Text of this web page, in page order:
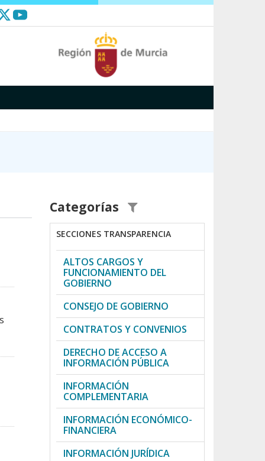
Categorías
SECCIONES TRANSPARENCIA
ALTOS CARGOS Y
FUNCIONAMIENTO DEL
GOBIERNO
CONSEJO DE GOBIERNO
CONTRATOS Y CONVENIOS
DERECHO DE ACCESO A
INFORMACIÓN PÚBLICA
INFORMACIÓN
COMPLEMENTARIA
INFORMACIÓN ECONÓMICO-
FINANCIERA
INFORMACIÓN JURÍDICA